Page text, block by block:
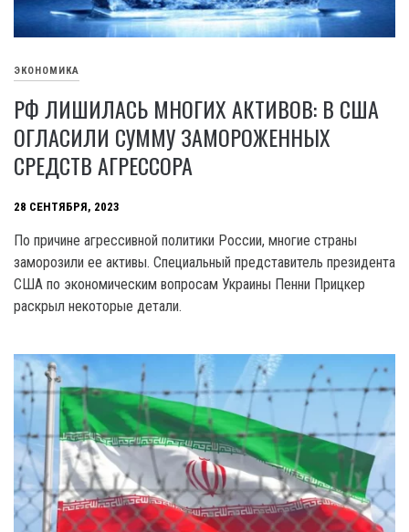
ЭКОНОМИКА
РФ ЛИШИЛАСЬ МНОГИХ АКТИВОВ: В США
ОГЛАСИЛИ СУММУ ЗАМОРОЖЕННЫХ
СРЕДСТВ АГРЕССОРА
28 СЕНТЯБРЯ, 2023
По причине агрессивной политики России, многие страны
заморозили ее активы. Специальный представитель президента
США по экономическим вопросам Украины Пенни Прицкер
раскрыл некоторые детали.